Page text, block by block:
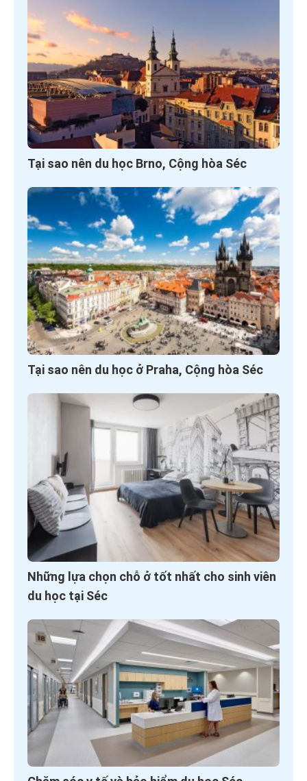
Tại sao nên du học Brno, Cộng hòa Séc
Tại sao nên du học ở Praha, Cộng hòa Séc
Những lựa chọn chỗ ở tốt nhất cho sinh viên
du học tại Séc